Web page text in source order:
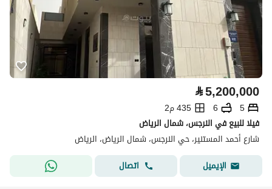
⃁5,200,000
5
6
435 م2
فيلا للبيع في النرجس، شمال الرياض
شارع أحمد المستنير، حي النرجس، شمال الرياض، الرياض
الإيميل
اتصال